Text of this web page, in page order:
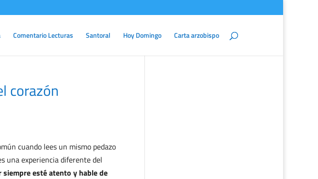
Comentario Lecturas Santoral Hoy Domingo Carta arzobispo
corazón
cuando lees un mismo pedazo
una experiencia diferente del
siempre esté atento y hable de